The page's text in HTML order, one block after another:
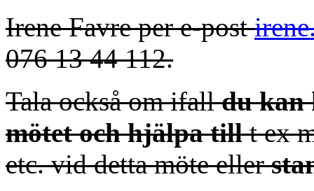
Irene Favre per e-post
076 13 44 112.
Tala också om ifalldu kan
mötet och hjälpa tillt ex
etc. vid detta möte eller